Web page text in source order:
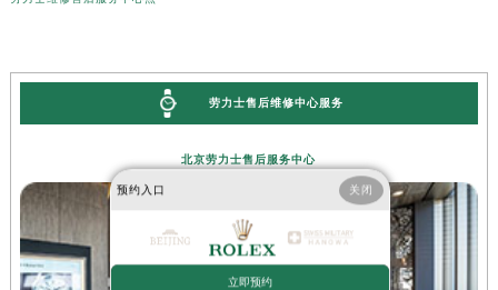
劳力士售后维修中心服务
北京劳力士售后服务中心
预约入口 关闭
立即预约